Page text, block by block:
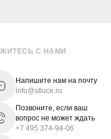
С НАМИ
Напишите нам на почту
info@stluce.ru
Позвоните, если ваш
вопрос не может ждать
+7 495 374-94-06